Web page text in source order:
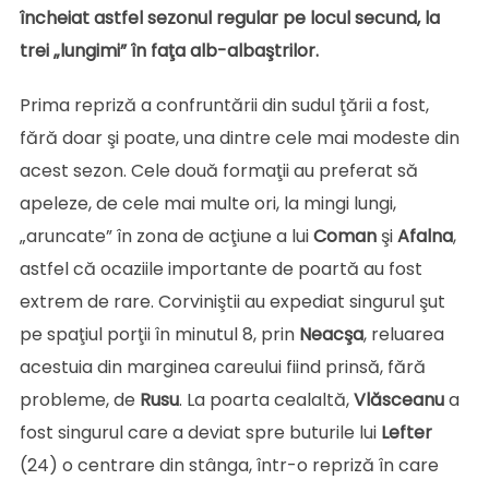
încheiat astfel sezonul regular pe locul secund, la
trei „lungimi” în faţa alb-albaştrilor.
Prima repriză a confruntării din sudul ţării a fost,
fără doar şi poate, una dintre cele mai modeste din
acest sezon. Cele două formaţii au preferat să
apeleze, de cele mai multe ori, la mingi lungi,
„aruncate” în zona de acţiune a luiComanşiAfalna,
astfel că ocaziile importante de poartă au fost
extrem de rare. Corviniştii au expediat singurul şut
pe spaţiul porţii în minutul 8, prin Neacşa, reluarea
acestuia din marginea careului fiind prinsă, fără
probleme, de Rusu. La poarta cealaltă,Vlăsceanua
fost singurul care a deviat spre buturile lui Lefter
(24) o centrare din stânga, într-o repriză în care